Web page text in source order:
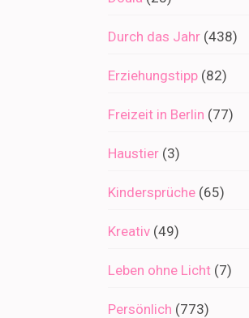
Durch das Jahr (438)
Erziehungstipp (82)
Freizeit in Berlin (77)
Haustier (3)
Kindersprüche (65)
Kreativ (49)
Leben ohne Licht (7)
Persönlich (773)